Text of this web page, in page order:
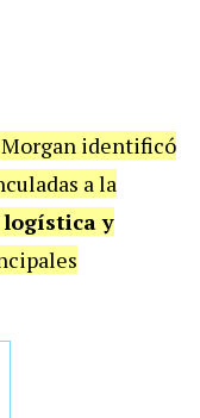
identificó
a la
y